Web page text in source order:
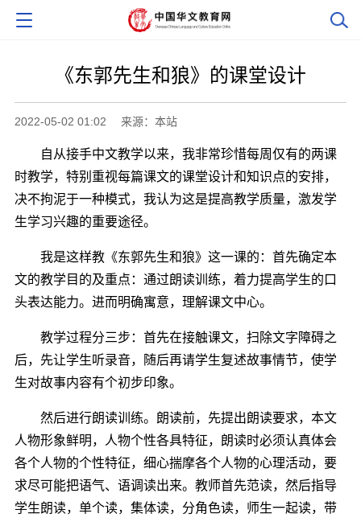
《东郭先生和狼》的课堂设计
2022-05-02 01:02 来源：本站
自从接手中文教学以来，我非常珍惜每周仅有的两课
时教学，特别重视每篇课文的课堂设计和知识点的安排，
决不拘泥于一种模式，我认为这是提高教学质量，激发学
生学习兴趣的重要途径。
我是这样教《东郭先生和狼》这一课的：首先确定本
文的教学目的及重点：通过朗读训练，着力提高学生的口
头表达能力。进而明确寓意，理解课文中心。
教学过程分三步：首先在接触课文，扫除文字障碍之
后，先让学生听录音，随后再请学生复述故事情节，使学
生对故事内容有个初步印象。
然后进行朗读训练。朗读前，先提出朗读要求，本文
人物形象鲜明，人物个性各具特征，朗读时必须认真体会
各个人物的个性特征，细心揣摩各个人物的心理活动，要
求尽可能把语气、语调读出来。教师首先范读，然后指导
学生朗读，单个读，集体读，分角色读，师生一起读，带